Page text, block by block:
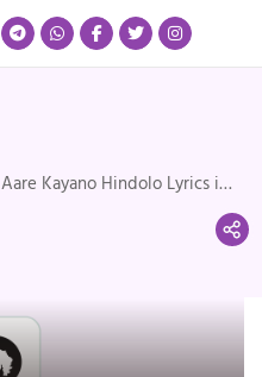
Aare Kayano Hindolo Lyrics in